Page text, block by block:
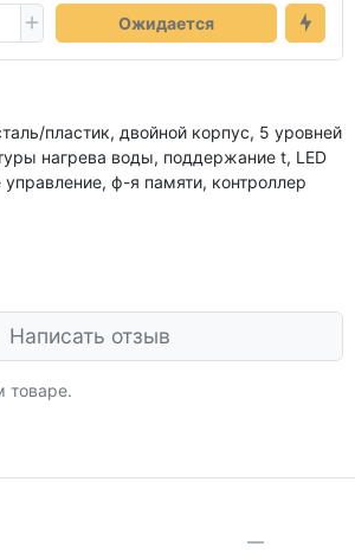
Ожидается
пластик, двойной корпус, 5 уровней
нагрева воды, поддержание t, LED
ф-я памяти, контроллер
Написать отзыв
товаре.